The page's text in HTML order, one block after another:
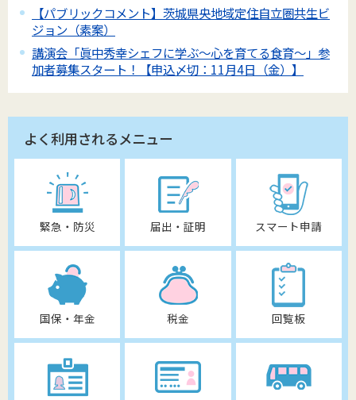
【パブリックコメント】茨城県央地域定住自立圏共生ビ
ジョン（素案）
講演会「眞中秀幸シェフに学ぶ～心を育てる食育～」参
加者募集スタート！【申込〆切：11月4日（金）】
よく利用されるメニュー
緊急・防災 届出・証明 スマート申請
国保・年金 税金 回覧板